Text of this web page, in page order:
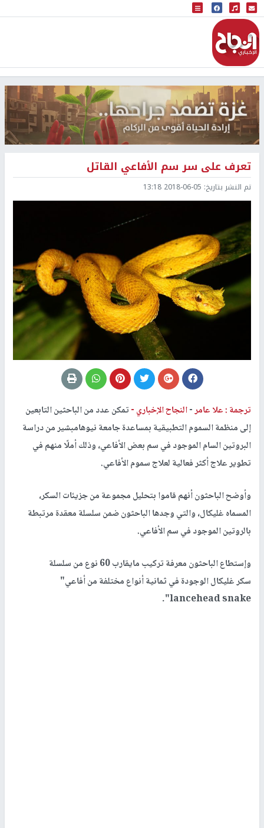
البث المباشر
إذاعة النجاح
تعرف على سر سم الأفاعي القاتل
تم النشر بتاريخ: 2018-06-05 13:18
ترجمة : علا عامر-النجاح الإخباري -تمكن عدد من الباحثين التابعين
إلى منظمة السموم التطبيقية بمساعدة جامعة نيوهامبشير من دراسة
البروتين السام الموجود في سم بعض الأفاعي، وذلك أملًا منهم في
تطوير علاج أكثر فعالية لعلاج سموم الأفاعي.
وأوضح الباحثون أنهم قاموا بتحليل مجموعة من جزيئات السكر،
المسماه غليكال، والتي وجدها الباحثون ضمن سلسلة معقدة مرتبطة
بالروتين الموجود في سم الأفاعي.
وإستطاع الباحثون معرفة تركيب مايقارب 60 نوع من سلسلة
سكر غليكال الوجودة في ثمانية أنواع مختلفة من أفاعي"
lancehead snake".